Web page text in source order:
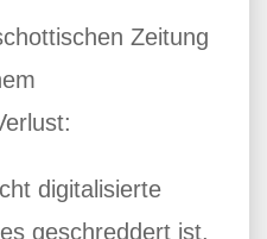
Zeitung
digitalisierte
geschreddert ist,